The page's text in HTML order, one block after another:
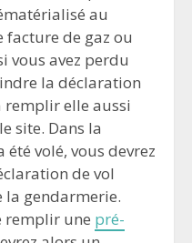
au
facture de gaz ou
vous avez perdu
la déclaration
remplir elle aussi
site. Dans la
volé, vous devrez
de vol
la gendarmerie.
remplir une pré-